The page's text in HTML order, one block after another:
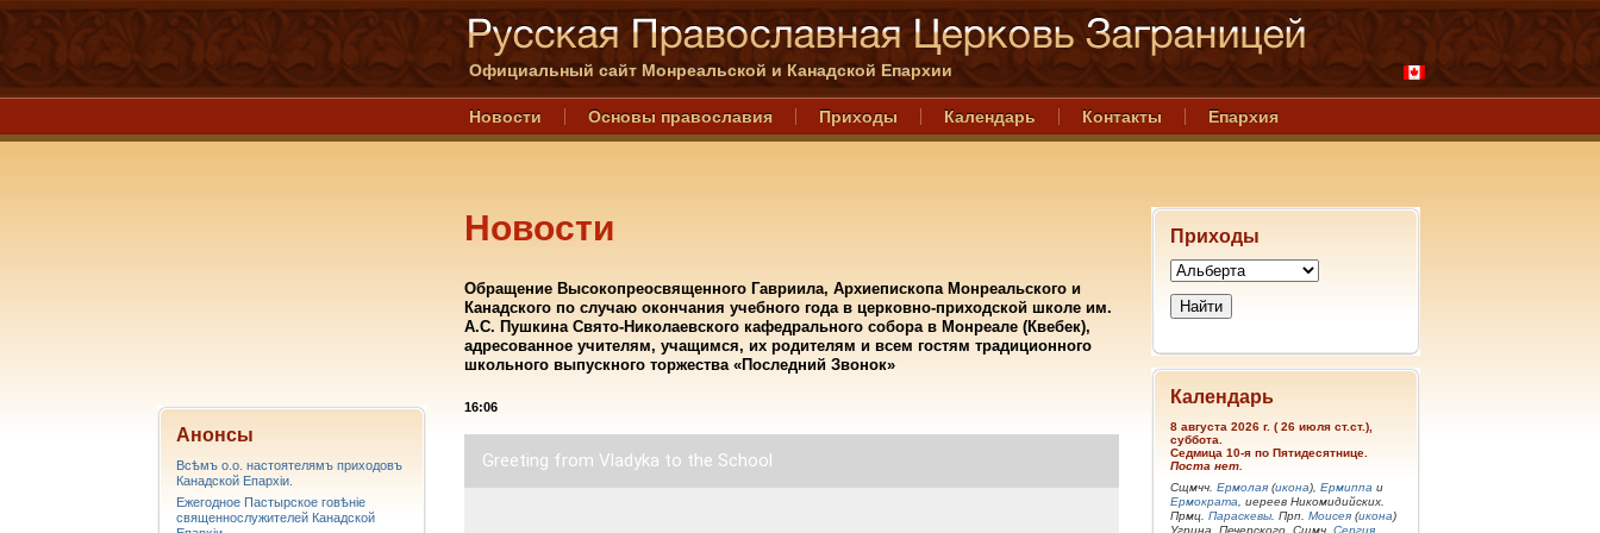
Официальный сайт Монреальской и Канадской Епархии
Новости Основы православия Приходы Календарь Контакты Епархия
Приходы
Календарь
8 августа 2026 г. ( 26 июля ст.ст.),
суббота.
Седмица 10-я по Пятидесятнице.
Поста нет.
Сщмчч. Ермолая (икона), Ермиппа и
Ермократа , иереев Никомидийских.
Прмц. Параскевы . Прп. Моисея (икона)
Угрина, Печерского. Сщмч. Сергия
Новости
Обращение Высокопреосвященного Гавриила, Архиепископа Монреальского и
Канадского по случаю окончания учебного года в церковно-приходской школе им.
А.С. Пушкина Свято-Николаевского кафедрального собора в Монреале (Квебек),
адресованное учителям, учащимся, их родителям и всем гостям традиционного
школьного выпускного торжества «Последний Звонок»
16:06
Greeting from Vladyka to the School
Анонсы
Всѣмъ о.о. настоятелямъ приходовъ
Канадской Епархiи.
Ежегодное Пастырское говѣніе
священнослужителей Канадской